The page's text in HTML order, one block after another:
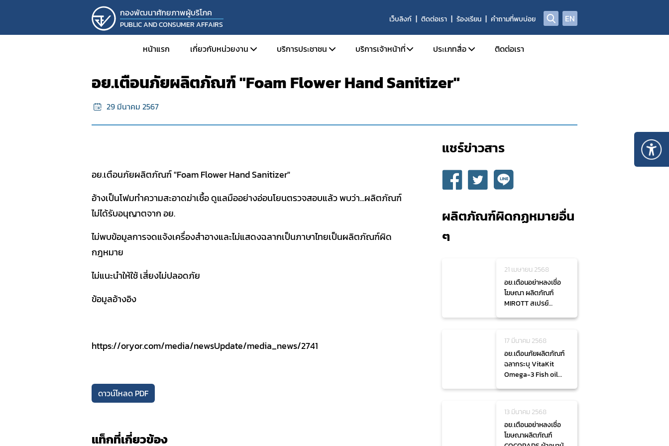
กองพัฒนาศักยภาพผู้บริโภค
PUBLIC AND CONSUMER AFFAIRS
เว็บลิงก์ ติดต่อเรา ร้องเรียน คำถามที่พบบ่อย EN
หน้าแรก เกี่ยวกับหน่วยงาน
ประวัติความเป็นมา
โครงสร้าง
KM
โครงการที่เกี่ยวข้อง
SOP
บริการประชาชน
ตรวจสอบผลิตภัณฑ์
ร้องเรียน
บริการเจ้าหน้าที่
SKYNET
รายงานผลการดำเนินงานด้านข่าวประจำสัปดาห์
จองห้องประชุมห้องอบรม
ประเภทสื่อ
ข่าวแจก
Check Sure Share
แอนิเมชัน
ติดต่อเรา
ข้อมูลผลิตภัณฑ์ผิดกฏหมาย
อย.เตือนภัยผลิตภัณฑ์ "Foam Flower Hand Sanitizer"
29 มีนาคม 2567
อย.เตือนภัยผลิตภัณฑ์ "Foam Flower Hand Sanitizer"
อ้างเป็นโฟมทำความสะอาดฆ่าเชื้อ ดูแลมืออย่างอ่อนโยนตรวจสอบแล้ว พบว่า...ผลิตภัณฑ์
ไม่ได้รับอนุญาตจาก อย.
ไม่พบข้อมูลการจดแจ้งเครื่องสำอางและไม่แสดงฉลากเป็นภาษาไทยเป็นผลิตภัณฑ์ผิด
กฎหมาย
ไม่แนะนำให้ใช้ เสี่ยงไม่ปลอดภัย
ข้อมูลอ้างอิง
https://oryor.com/media/newsUpdate/media_news/2741
ดาวน์โหลด PDF
แท็กที่เกี่ยวข้อง
แชร์ข่าวสาร​
ผลิตภัณฑ์ผิดกฏหมายอื่น
ๆ
21 เมษายน 2568
อย.เตือนอย่าหลงเชื่อ
โฆษณา ผลิตภัณฑ์
MIROTT สเปรย์
17 มีนาคม 2568
อย.เตือนภัยผลิตภัณฑ์
ฉลากระบุ VitaKit
Omega-3 Fish oil
13 มีนาคม 2568
อย.เตือนอย่าหลงเชื่อ
โฆษณาผลิตภัณฑ์